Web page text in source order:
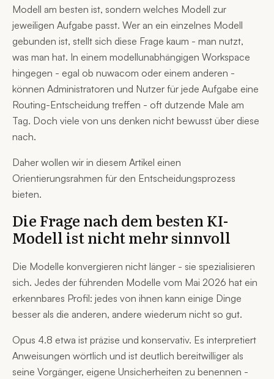
Modell am besten ist, sondern welches Modell zur
jeweiligen Aufgabe passt. Wer an ein einzelnes Modell
gebunden ist, stellt sich diese Frage kaum - man nutzt,
was man hat. In einem modellunabhängigen Workspace
hingegen - egal ob nuwacom oder einem anderen -
können Administratoren und Nutzer für jede Aufgabe eine
Routing-Entscheidung treffen - oft dutzende Male am
Tag. Doch viele von uns denken nicht bewusst über diese
nach.
Daher wollen wir in diesem Artikel einen
Orientierungsrahmen für den Entscheidungsprozess
bieten.
Die Frage nach dem besten KI-
Modell ist nicht mehr sinnvoll
Die Modelle konvergieren nicht länger - sie spezialisieren
sich. Jedes der führenden Modelle vom Mai 2026 hat ein
erkennbares Profil: jedes von ihnen kann einige Dinge
besser als die anderen, andere wiederum nicht so gut.
Opus 4.8 etwa ist präzise und konservativ. Es interpretiert
Anweisungen wörtlich und ist deutlich bereitwilliger als
seine Vorgänger, eigene Unsicherheiten zu benennen -